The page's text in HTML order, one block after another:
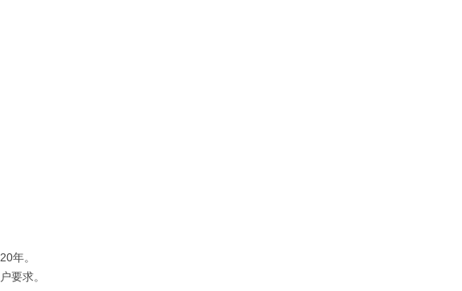
年。
要求。